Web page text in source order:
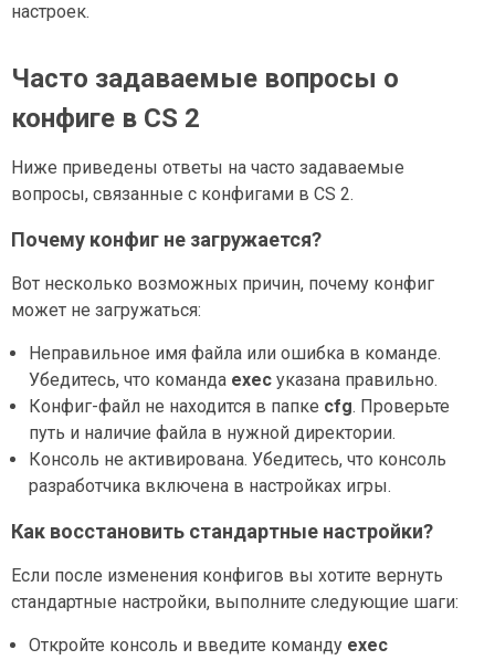
настроек.
Часто задаваемые вопросы о
конфиге в CS 2
Ниже приведены ответы на часто задаваемые
вопросы, связанные с конфигами в CS 2.
Почему конфиг не загружается?
Вот несколько возможных причин, почему конфиг
может не загружаться:
Неправильное имя файла или ошибка в команде.
Убедитесь, что команда exec указана правильно.
Конфиг-файл не находится в папке cfg. Проверьте
путь и наличие файла в нужной директории.
Консоль не активирована. Убедитесь, что консоль
разработчика включена в настройках игры.
Как восстановить стандартные настройки?
Если после изменения конфигов вы хотите вернуть
стандартные настройки, выполните следующие шаги:
Откройте консоль и введите команду exec